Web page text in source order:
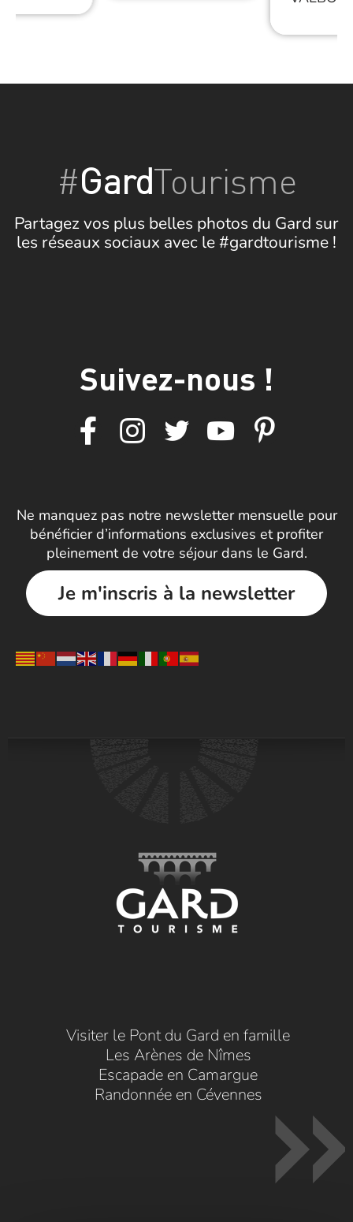
#GardTourisme
Partagez vos plus belles photos du Gard sur
les réseaux sociaux avec le #gardtourisme !
Suivez-nous !
Ne manquez pas notre newsletter mensuelle pour
bénéficier d’informations exclusives et profiter
pleinement de votre séjour dans le Gard.
Je m'inscris à la newsletter
Visiter le Pont du Gard en famille
Les Arènes de Nîmes
Escapade en Camargue
Randonnée en Cévennes